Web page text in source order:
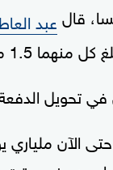
قال عبد
1.5 مليار يورو.
تحويل
الآن ملياري